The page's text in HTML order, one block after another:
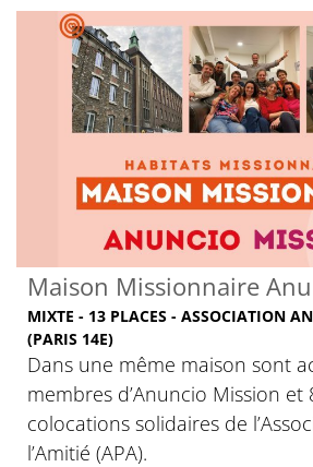
Maison Missionnaire
MIXTE - 13 PLACES - ASSOCIATION
(PARIS 14E)
Dans une même maison sont
membres d’Anuncio Mission et
colocations solidaires de
l’Amitié (APA).